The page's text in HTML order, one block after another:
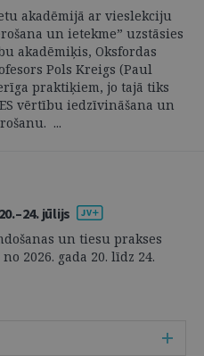
akadēmijā ar vieslekciju
un ietekme” uzstāsies
akadēmiķis, Oksfordas
Pols Kreigs (Paul
praktiķiem, jo tajā tiks
vērtību iedzīvināšana un
...
jūlijs
un tiesu prakses
2026. gada 20. līdz 24.